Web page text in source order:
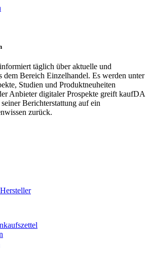
täglich über aktuelle und
dem Bereich Einzelhandel. Es werden unter
Studien und Produktneuheiten
Anbieter digitaler Prospekte greift kaufDA
Berichterstattung auf ein
zurück.